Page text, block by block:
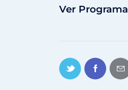
Ver Programa